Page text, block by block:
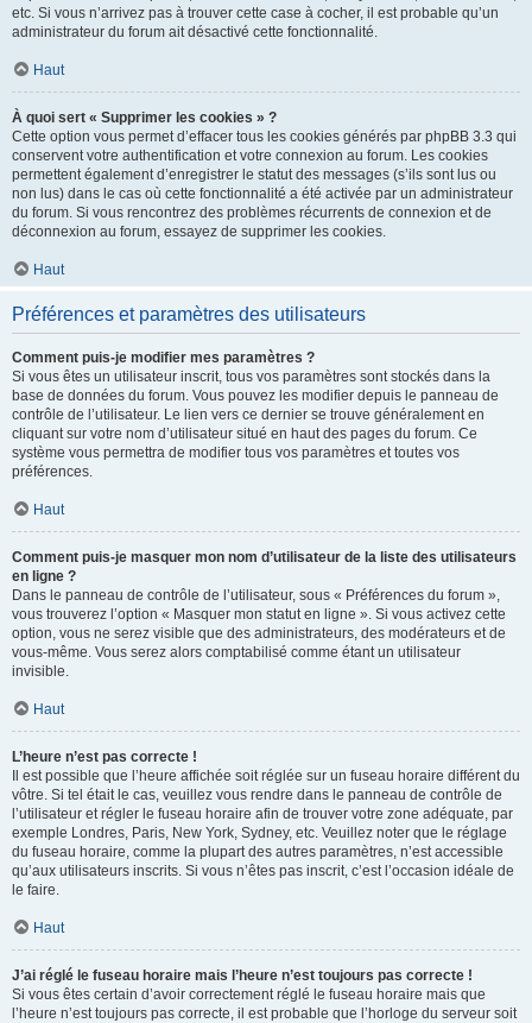
etc. Si vous n’arrivez pas à trouver cette case à cocher, il est probable qu’un
administrateur du forum ait désactivé cette fonctionnalité.
Haut
À quoi sert « Supprimer les cookies » ?
Cette option vous permet d’effacer tous les cookies générés par phpBB 3.3 qui
conservent votre authentification et votre connexion au forum. Les cookies
permettent également d’enregistrer le statut des messages (s’ils sont lus ou
non lus) dans le cas où cette fonctionnalité a été activée par un administrateur
du forum. Si vous rencontrez des problèmes récurrents de connexion et de
déconnexion au forum, essayez de supprimer les cookies.
Haut
Préférences et paramètres des utilisateurs
Comment puis-je modifier mes paramètres ?
Si vous êtes un utilisateur inscrit, tous vos paramètres sont stockés dans la
base de données du forum. Vous pouvez les modifier depuis le panneau de
contrôle de l’utilisateur. Le lien vers ce dernier se trouve généralement en
cliquant sur votre nom d’utilisateur situé en haut des pages du forum. Ce
système vous permettra de modifier tous vos paramètres et toutes vos
préférences.
Haut
Comment puis-je masquer mon nom d’utilisateur de la liste des utilisateurs
en ligne ?
Dans le panneau de contrôle de l’utilisateur, sous « Préférences du forum »,
vous trouverez l’option « Masquer mon statut en ligne ». Si vous activez cette
option, vous ne serez visible que des administrateurs, des modérateurs et de
vous-même. Vous serez alors comptabilisé comme étant un utilisateur
invisible.
Haut
L’heure n’est pas correcte !
Il est possible que l’heure affichée soit réglée sur un fuseau horaire différent du
vôtre. Si tel était le cas, veuillez vous rendre dans le panneau de contrôle de
l’utilisateur et régler le fuseau horaire afin de trouver votre zone adéquate, par
exemple Londres, Paris, New York, Sydney, etc. Veuillez noter que le réglage
du fuseau horaire, comme la plupart des autres paramètres, n’est accessible
qu’aux utilisateurs inscrits. Si vous n’êtes pas inscrit, c’est l’occasion idéale de
le faire.
Haut
J’ai réglé le fuseau horaire mais l’heure n’est toujours pas correcte !
Si vous êtes certain d’avoir correctement réglé le fuseau horaire mais que
l’heure n’est toujours pas correcte, il est probable que l’horloge du serveur soit